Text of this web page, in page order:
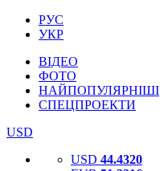
РУС
УКР
ВІДЕО
ФОТО
НАЙПОПУЛЯРНІШІ
СПЕЦПРОЕКТИ
USD
USD 44.4320